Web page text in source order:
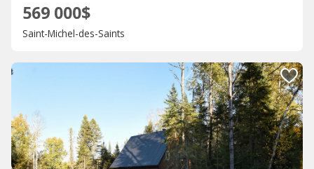
569 000$
Saint-Michel-des-Saints